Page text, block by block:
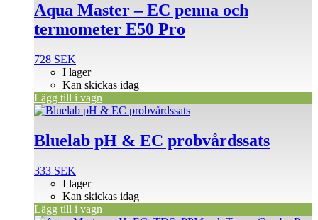
Aqua Master – EC penna och
termometer E50 Pro
728 SEK
I lager
Kan skickas idag
Lägg till i vagn
Bluelab pH & EC probvårdssats
333 SEK
I lager
Kan skickas idag
Lägg till i vagn